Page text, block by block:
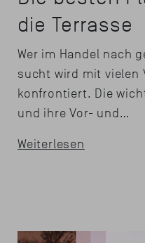
die Terrasse
Wer im Handel nach
sucht wird mit vielen
konfrontiert. Die
und ihre Vor- und…
Weiterlesen